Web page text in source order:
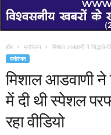
होम मनोरंजन मिशाल आडवाणी ने
मनोरंजन
मिशाल आडवाणी ने
में दी थी स्पेशल
रहा वीडियो